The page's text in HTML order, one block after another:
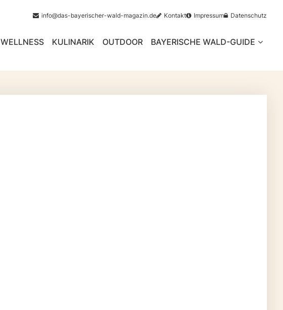
info@das-bayerischer-wald-magazin.de Kontakt Impressum Datenschutz
WELLNESS KULINARIK OUTDOOR BAYERISCHE WALD-GUIDE